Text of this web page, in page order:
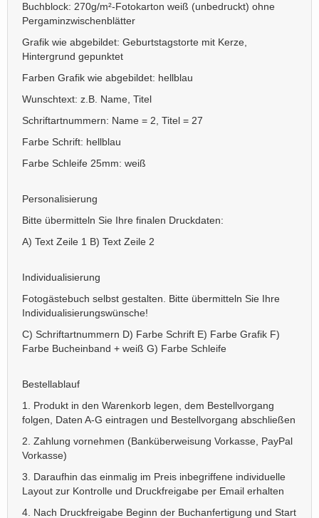
Buchblock: 270g/m²-Fotokarton weiß (unbedruckt) ohne
Pergaminzwischenblätter
Grafik wie abgebildet: Geburtstagstorte mit Kerze,
Hintergrund gepunktet
Farben Grafik wie abgebildet: hellblau
Wunschtext: z.B. Name, Titel
Schriftartnummern: Name = 2, Titel = 27
Farbe Schrift: hellblau
Farbe Schleife 25mm: weiß
Personalisierung
Bitte übermitteln Sie Ihre finalen Druckdaten:
A) Text Zeile 1 B) Text Zeile 2
Individualisierung
Fotogästebuch selbst gestalten. Bitte übermitteln Sie Ihre
Individualisierungswünsche!
C) Schriftartnummern D) Farbe Schrift E) Farbe Grafik F)
Farbe Bucheinband + weiß G) Farbe Schleife
Bestellablauf
1. Produkt in den Warenkorb legen, dem Bestellvorgang
folgen, Daten A-G eintragen und Bestellvorgang abschließen
2. Zahlung vornehmen (Banküberweisung Vorkasse, PayPal
Vorkasse)
3. Daraufhin das einmalig im Preis inbegriffene individuelle
Layout zur Kontrolle und Druckfreigabe per Email erhalten
4. Nach Druckfreigabe Beginn der Buchanfertigung und Start